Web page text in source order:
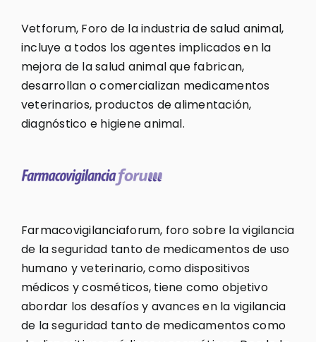
Vetforum, Foro de la industria de salud animal,
incluye a todos los agentes implicados en la
mejora de la salud animal que fabrican,
desarrollan o comercializan medicamentos
veterinarios, productos de alimentación,
diagnóstico e higiene animal.
Farmacovigilanciaforum, foro sobre la vigilancia
de la seguridad tanto de medicamentos de uso
humano y veterinario, como dispositivos
médicos y cosméticos, tiene como objetivo
abordar los desafíos y avances en la vigilancia
de la seguridad tanto de medicamentos como